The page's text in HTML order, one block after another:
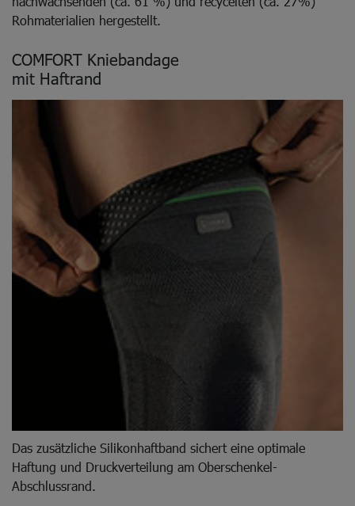
Rohmaterialien hergestellt.
COMFORT Kniebandage
mit Haftrand
Das zusätzliche Silikonhaftband sichert eine optimale
Haftung und Druckverteilung am Oberschenkel-
Abschlussrand.